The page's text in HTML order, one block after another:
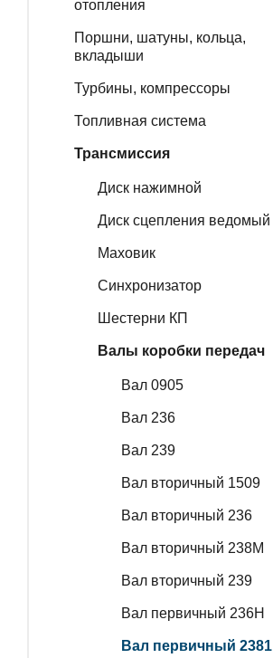
отопления
Поршни, шатуны, кольца,
вкладыши
Турбины, компрессоры
Топливная система
Трансмиссия
Диск нажимной
Диск сцепления ведомый
Маховик
Синхронизатор
Шестерни КП
Валы коробки передач
Вал 0905
Вал 236
Вал 239
Вал вторичный 1509
Вал вторичный 236
Вал вторичный 238M
Вал вторичный 239
Вал первичный 236Н
Вал первичный 2381